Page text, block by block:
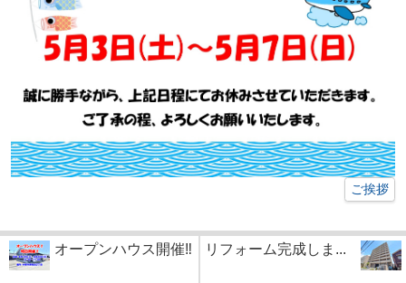
ご挨拶
オープンハウス開催‼ リフォーム完成しま...